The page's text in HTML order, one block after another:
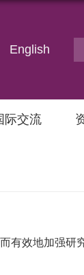
English
际交流
有效地加强研